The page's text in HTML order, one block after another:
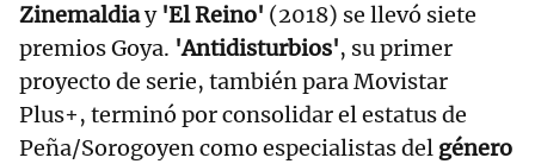
Zinemaldiay 'El Reino' (2018) se llevó siete
premios Goya. 'Antidisturbios', su primer
proyecto de serie, también para Movistar
Plus+, terminó por consolidar el estatus de
Peña/Sorogoyen como especialistas del género